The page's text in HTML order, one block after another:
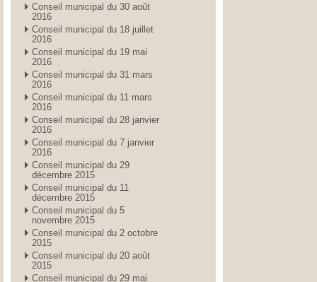
Conseil municipal du 30 août
2016
Conseil municipal du 18 juillet
2016
Conseil municipal du 19 mai
2016
Conseil municipal du 31 mars
2016
Conseil municipal du 11 mars
2016
Conseil municipal du 28 janvier
2016
Conseil municipal du 7 janvier
2016
Conseil municipal du 29
décembre 2015
Conseil municipal du 11
décembre 2015
Conseil municipal du 5
novembre 2015
Conseil municipal du 2 octobre
2015
Conseil municipal du 20 août
2015
Conseil municipal du 29 mai